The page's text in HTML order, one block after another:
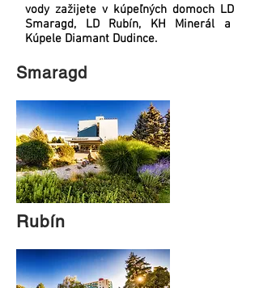
vody zažijete v kúpeľných domoch LD
Smaragd, LD Rubín, KH Minerál a
Kúpele Diamant Dudince.
Smaragd
Rubín